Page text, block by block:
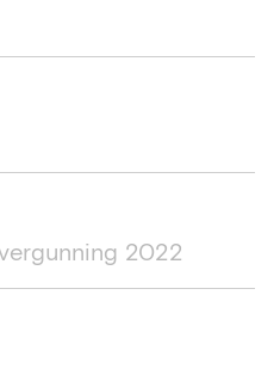
2022